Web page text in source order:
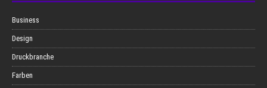
Business
Design
Druckbranche
Farben